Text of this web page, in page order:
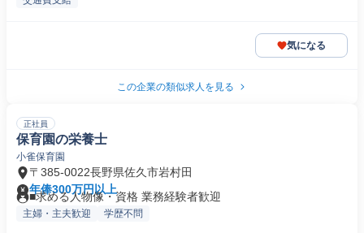
気になる
この企業の類似求人を見る
正社員
保育園の栄養士
小雀保育園
〒385-0022長野県佐久市岩村田
年俸300万円以上
■求める人物像・資格 業務経験者歓迎
主婦・主夫歓迎 学歴不問